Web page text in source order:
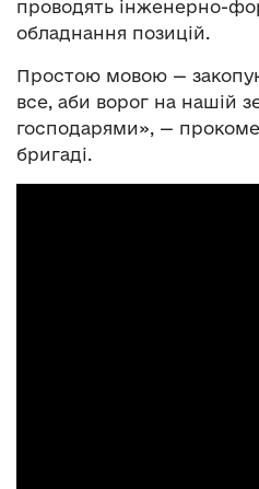
проводять інженерно-
обладнання позицій.
Простою мовою —
все, аби ворог на нашій
господарями», —
бригаді.